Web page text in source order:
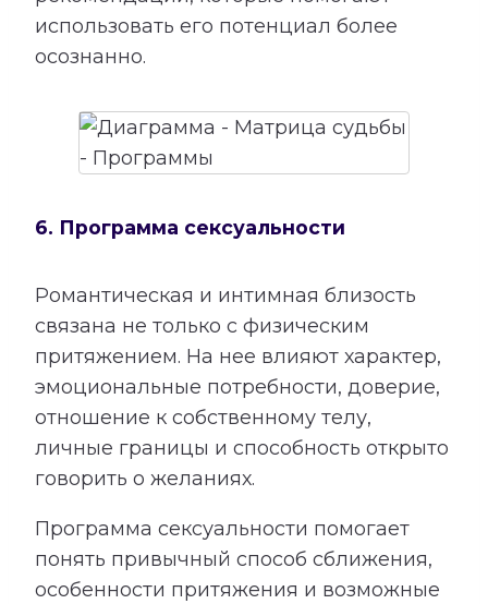
использовать его потенциал более
осознанно.
6. Программа сексуальности
Романтическая и интимная близость
связана не только с физическим
притяжением. На нее влияют характер,
эмоциональные потребности, доверие,
отношение к собственному телу,
личные границы и способность открыто
говорить о желаниях.
Программа сексуальности помогает
понять привычный способ сближения,
особенности притяжения и возможные